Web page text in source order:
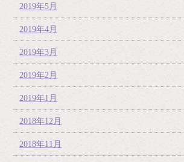
2019年5月
2019年4月
2019年3月
2019年2月
2019年1月
2018年12月
2018年11月